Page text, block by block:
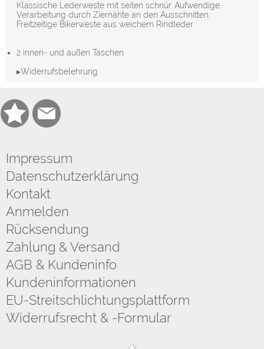
Klassische Lederweste mit seiten schnür. Aufwendige
Verarbeitung durch Ziernähte an den Ausschnitten.
Freitzeitige Bikerweste aus weichem Rindleder.
2 innen- und außen Taschen
▸Widerrufsbelehrung
Impressum
Datenschutzerklärung
Kontakt
Anmelden
Rücksendung
Zahlung & Versand
AGB & Kundeninfo
Kundeninformationen
EU-Streitschlichtungsplattform
Widerrufsrecht & -Formular